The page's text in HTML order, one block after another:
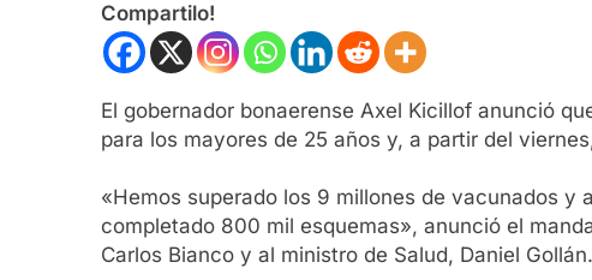
Compartilo!
El gobernador bonaerense Axel Kicillof anunció
para los mayores de 25 años y, a partir del
«Hemos superado los 9 millones de vacunados y
completado 800 mil esquemas», anunció el
Carlos Bianco y al ministro de Salud, Daniel Gollán.